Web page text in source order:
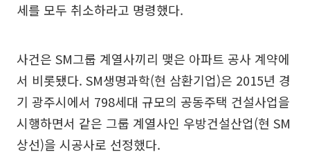
세를 모두 취소하라고 명령했다.
사건은 SM그룹 계열사끼리 맺은 아파트 공사 계약에
서 비롯됐다. SM생명과학(현 삼환기업)은 2015년 경
기 광주시에서 798세대 규모의 공동주택 건설사업을
시행하면서 같은 그룹 계열사인 우방건설산업(현 SM
상선)을 시공사로 선정했다.